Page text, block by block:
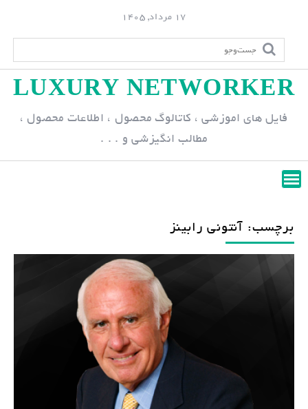
p
n
17 مرداد, 1405
LUXURY NETWORKER
فایل های اموزشی ، کاتالوگ محصول ، اطلاعات محصول ،
مطالب انگیزشی و . . .
برچسب: آنتونی رابینز